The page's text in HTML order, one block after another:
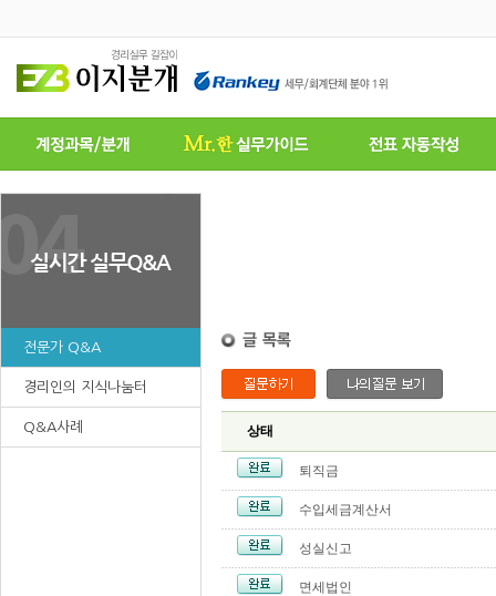
전문가 Q&A
경리인의 지식나눔터
Q&A사례 상태
퇴직금
수입세금계산서
성실신고
면세법인